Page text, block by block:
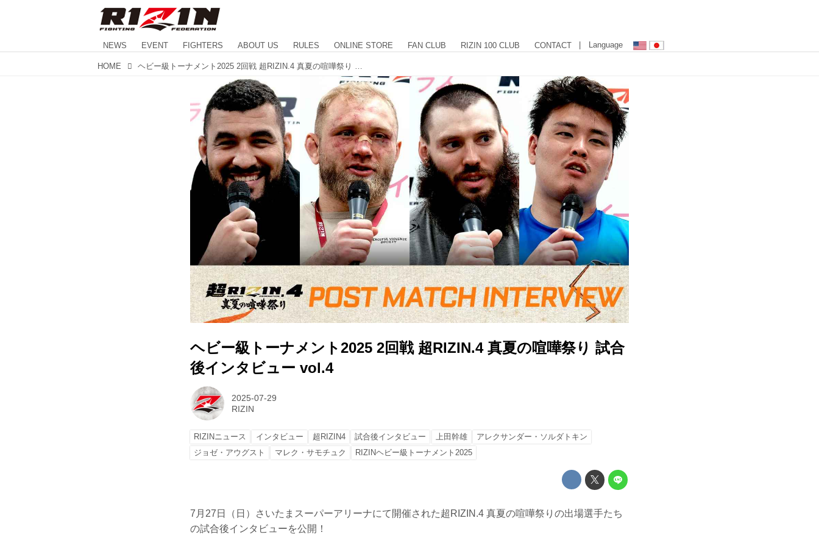
NEWS EVENT FIGHTERS ABOUT US RULES ONLINE STORE FAN CLUB RIZIN 100 CLUB CONTACT | Language
HOME
ヘビー級トーナメント2025 2回戦 超RIZIN.4 真夏の喧嘩祭り 試合
後インタビュー vol.4
2025-07-29
RIZIN
RIZINニュース インタビュー 超RIZIN4 試合後インタビュー 上田幹雄
アレクサンダー・ソルダトキン
ジョゼ・アウグスト
マレク・サモチュク RIZINヘビー級トーナメント2025
7月27日（日）さいたまスーパーアリーナにて開催された超RIZIN.4 真夏の喧嘩祭りの出場選手たち
の試合後インタビューを公開！